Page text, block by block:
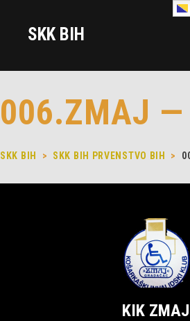
SKK BIH
006.ZMAJ —
SKK BIH > SKK BIH PRVENSTVO BIH >
KIK ZMAJ